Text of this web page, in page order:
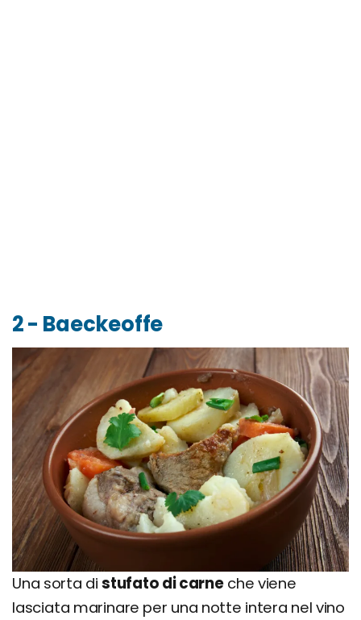
2 - Baeckeoffe
Una sorta di stufato di carneche viene
lasciata marinare per una notte intera nel vino